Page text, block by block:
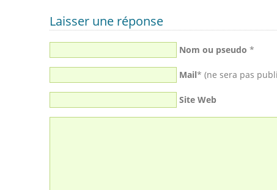
Laisser une réponse
Nom ou pseudo *
Mail* (ne sera pas
Site Web